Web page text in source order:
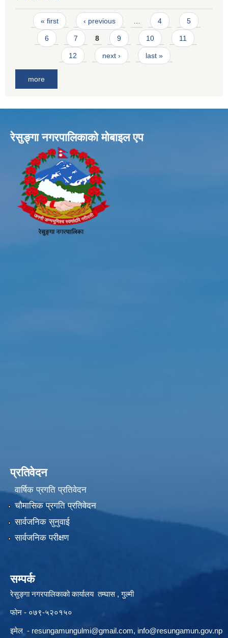
Pages
« first ‹ previous 4 5
6 7 8 9 10 11
12 next › last »
more
रेसुङ्गा नगरपालिकाकाे माेबाइल एप
प्रतिवेदन
वार्षिक प्रगति प्रतिवेदन
चौमासिक प्रगति प्रतिवेदन
सार्वजनिक सुनुवाई
सार्वजनिक परीक्षण
सम्पर्क
रेसुङ्गा नगरपालिकाको कार्यालय तम्घास , गुल्मी
फोन - ०७९-५२०१५०
इमेल - resungamungulmi@gmail.com, info@resungamun.gov.np